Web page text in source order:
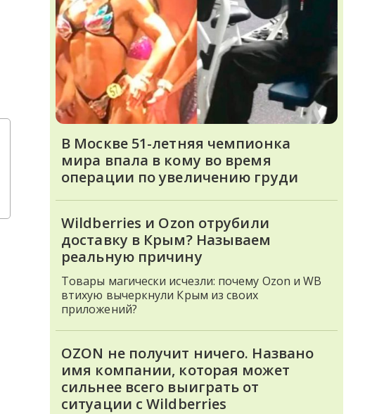
В Москве 51-летняя чемпионка
мира впала в кому во время
операции по увеличению груди
Wildberries и Ozon отрубили
доставку в Крым? Называем
реальную причину
Товары магически исчезли: почему Ozon и WB
втихую вычеркнули Крым из своих
приложений?
OZON не получит ничего. Названо
имя компании, которая может
сильнее всего выиграть от
ситуации с Wildberries